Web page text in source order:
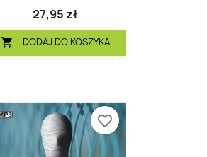
27,95 zł
 DODAJ DO KOSZYKA
favorite_border